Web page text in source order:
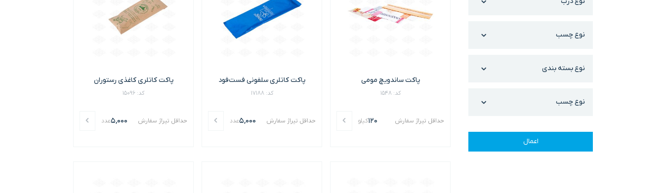
نوع چسب
نوع بسته بندی
نوع چسب
اعمال
پاکت ساندویچ مومی
کد: 1548
حداقل تیراژ سفارش 120کیلو
پاکت کاتلری سلفونی فست‌فود
کد: 17188
حداقل تیراژ سفارش 5,000عدد
پاکت کاتلری کاغذی رستوران
کد: 15096
حداقل تیراژ سفارش 5,000عدد